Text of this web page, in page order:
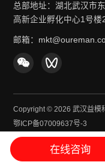
总部地址：湖北武汉市
高新企业孵化中心1号楼
邮箱：
Copyright © 2026 武汉益模
鄂ICP备07009637号-3
鄂公网安备
在线咨询